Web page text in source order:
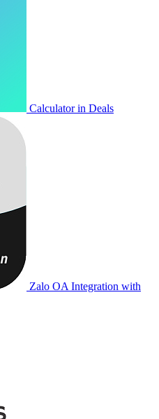
Calculator in Deals
Zalo OA Integration with